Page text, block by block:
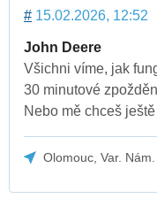
# 15.02.2026, 12:52
John Deere
Všichni víme, jak
30 minutové
Nebo mě chceš
Olomouc, Var.